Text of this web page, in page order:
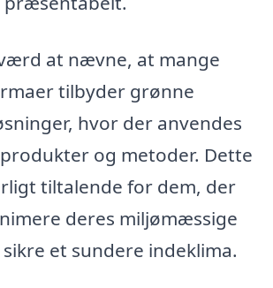
at nævne, at mange
tilbyder grønne
hvor der anvendes
og metoder. Dette
tiltalende for dem, der
deres miljømæssige
et sundere indeklima.